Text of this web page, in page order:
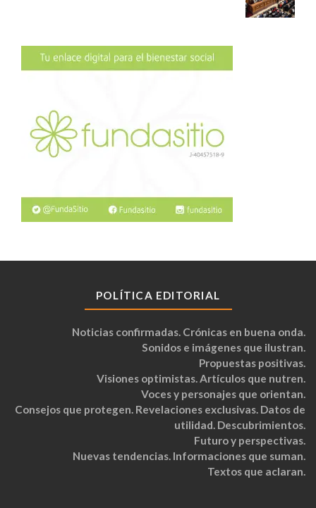
POLÍTICA EDITORIAL
Noticias confirmadas. Crónicas en buena onda.
Sonidos e imágenes que ilustran.
Propuestas positivas.
Visiones optimistas. Artículos que nutren.
Voces y personajes que orientan.
Consejos que protegen. Revelaciones exclusivas. Datos de
utilidad. Descubrimientos.
Futuro y perspectivas.
Nuevas tendencias. Informaciones que suman.
Textos que aclaran.